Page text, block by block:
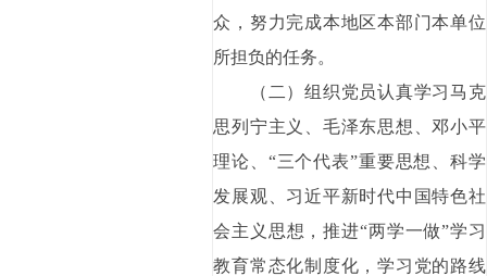
众，努力完成本地区本部门本单位
所担负的任务。
（二）组织党员认真学习马克
思列宁主义、毛泽东思想、邓小平
理论、“三个代表”重要思想、科学
发展观、习近平新时代中国特色社
会主义思想，推进“两学一做”学习
教育常态化制度化，学习党的路线